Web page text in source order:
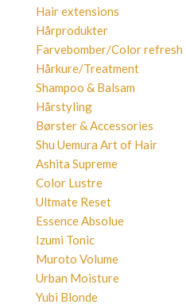
Hair extensions
Hårprodukter
Farvebomber/Color refresh
Hårkure/Treatment
Shampoo & Balsam
Hårstyling
Børster & Accessories
Shu Uemura Art of Hair
Ashita Supreme
Color Lustre
Ultmate Reset
Essence Absolue
Izumi Tonic
Muroto Volume
Urban Moisture
Yubi Blonde